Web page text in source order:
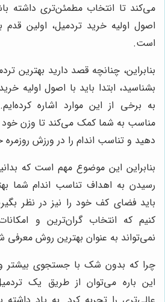
می‌کند تا انتخاب مطمئن‌تری داشته
اصول اولیه خرید تردمیل، اولین قدم
است.
بنابراین، چنانچه قصد دارید بهترین
بشناسید، ابتدا باید با اصول اولیه
به برخی از این موارد اشاره
مناسب به شما کمک می‌کند تا وزن
دهید و تناسب اندام را در ورزش روزمره
بنابراین این موضوع مهم است که
رسیدن به اهداف تناسب اندام شما
باید فضای کف خود را نیز در نظر
کنیم که انتخاب گران‌ترین و
نمی‌تواند به عنوان بهترین روش معرفی
چرا که بدون شک با جستجوی بیشتر
این باره می‌توان از طریق یک